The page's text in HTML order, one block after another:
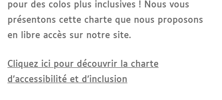
pour des colos plus inclusives ! Nous vous
présentons cette charte que nous proposons
en libre accès sur notre site.
Cliquez ici pour découvrir la charte
d’accessibilité et d’inclusion